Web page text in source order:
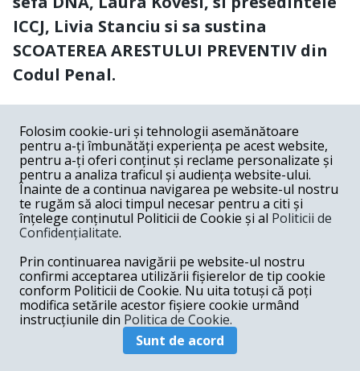
ICCJ, Livia Stanciu si sa sustina
SCOATEREA ARESTULUI PREVENTIV din
Codul Penal.
COMENTARII
Nume
Email
Postează comentariu
Folosim cookie-uri și tehnologii asemănătoare
pentru a-ți îmbunătăți experiența pe acest website,
pentru a-ți oferi conținut și reclame personalizate și
pentru a analiza traficul și audiența website-ului.
Înainte de a continua navigarea pe website-ul nostru
te rugăm să aloci timpul necesar pentru a citi și
înțelege conținutul Politicii de Cookie și al Politicii de
Confidențialitate.
Prin continuarea navigării pe website-ul nostru
confirmi acceptarea utilizării fișierelor de tip cookie
conform Politicii de Cookie. Nu uita totuși că poți
modifica setările acestor fișiere cookie urmând
instrucțiunile din Politica de Cookie.
Sunt de acord